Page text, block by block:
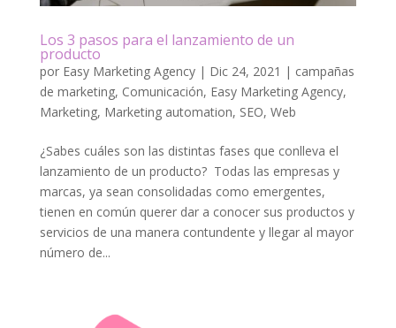
Los 3 pasos para el lanzamiento de un
producto
por Easy Marketing Agency| Dic 24, 2021 | campañas
de marketing, Comunicación, Easy Marketing Agency,
Marketing, Marketing automation, SEO, Web
¿Sabes cuáles son las distintas fases que conlleva el
lanzamiento de un producto? Todas las empresas y
marcas, ya sean consolidadas como emergentes,
tienen en común querer dar a conocer sus productos y
servicios de una manera contundente y llegar al mayor
número de...